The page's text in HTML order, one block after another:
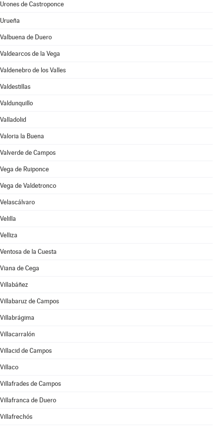
Urones de Castroponce
Urueña
Valbuena de Duero
Valdearcos de la Vega
Valdenebro de los Valles
Valdestillas
Valdunquillo
Valladolid
Valoria la Buena
Valverde de Campos
Vega de Ruiponce
Vega de Valdetronco
Velascálvaro
Velilla
Velliza
Ventosa de la Cuesta
Viana de Cega
Villabáñez
Villabaruz de Campos
Villabrágima
Villacarralón
Villacid de Campos
Villaco
Villafrades de Campos
Villafranca de Duero
Villafrechós